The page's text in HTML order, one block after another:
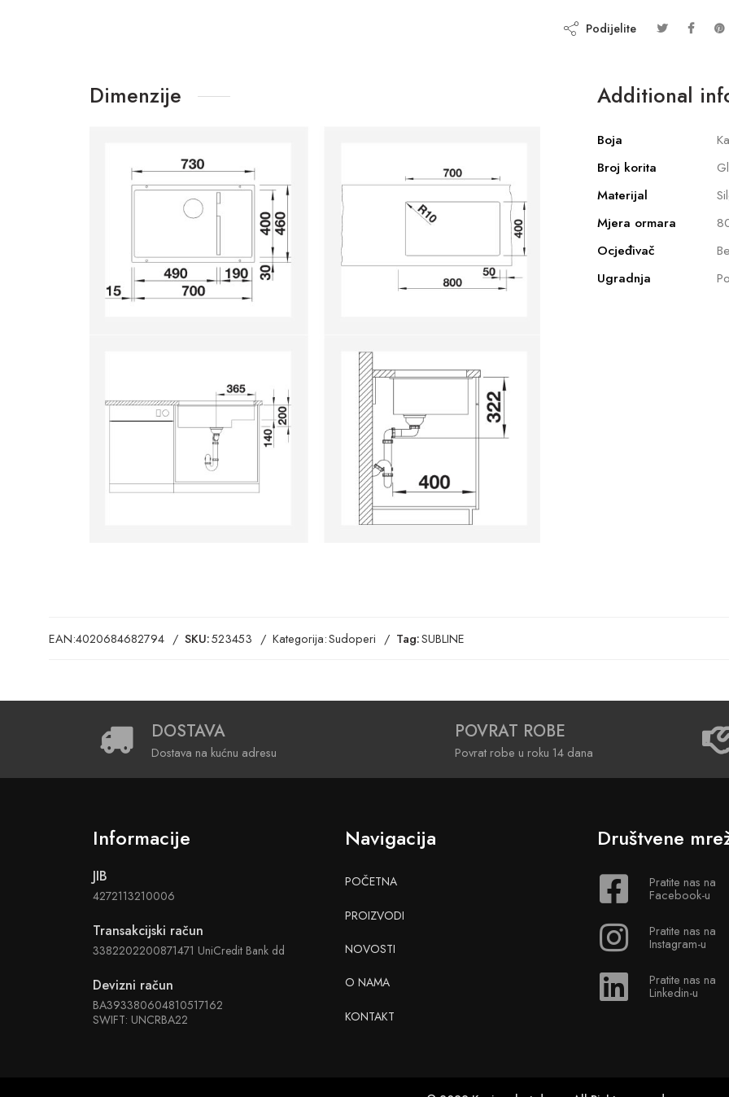
Podijelite
Dimenzije Additional
Boja
Broj korita
Materijal
Mjera ormara
Ocjeđivač
Ugradnja
EAN:4020684682794 SKU:523453 Kategorija:Sudoperi Tag:SUBLINE
DOSTAVA
Dostava na kućnu adresu
POVRAT ROBE
Povrat robe u roku 14 dana
Informacije
JIB
4272113210006
Transakcijski račun
3382202200871471 UniCredit Bank dd
Devizni račun
BA393380604810517162
SWIFT: UNCRBA22
Navigacija
POČETNA
PROIZVODI
NOVOSTI
O NAMA
KONTAKT
Društvene
Pratite nas na
Facebook-u
Pratite nas na
Instagram-u
Pratite nas na
Linkedin-u